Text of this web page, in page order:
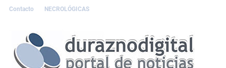
Contacto NECROLÓGICAS